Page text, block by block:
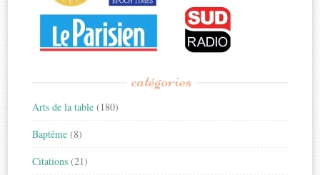
catégories
Arts de la table (180)
Baptême (8)
Citations (21)